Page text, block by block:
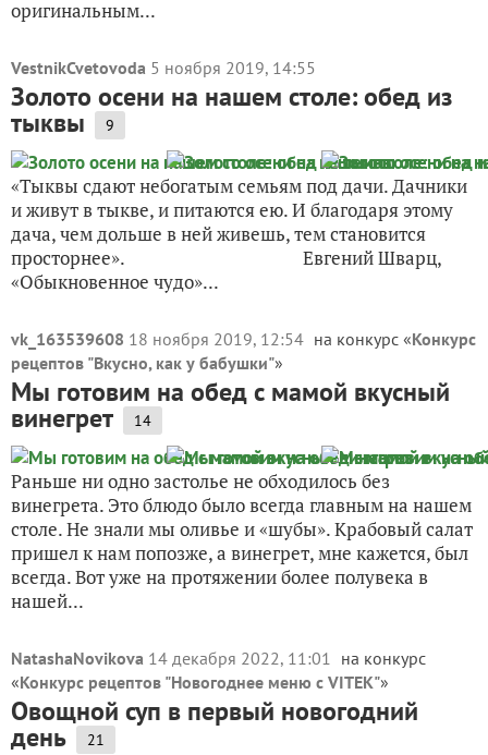
оригинальным...
VestnikCvetovoda 5 ноября 2019, 14:55
Золото осени на нашем столе: обед из
тыквы 9
«Тыквы сдают небогатым семьям под дачи. Дачники
и живут в тыкве, и питаются ею. И благодаря этому
дача, чем дольше в ней живешь, тем становится
просторнее». Евгений Шварц,
«Обыкновенное чудо»...
vk_163539608 18 ноября 2019, 12:54 на конкурс «Конкурс
рецептов "Вкусно, как у бабушки"»
Мы готовим на обед с мамой вкусный
винегрет 14
Раньше ни одно застолье не обходилось без
винегрета. Это блюдо было всегда главным на нашем
столе. Не знали мы оливье и «шубы». Крабовый салат
пришел к нам попозже, а винегрет, мне кажется, был
всегда. Вот уже на протяжении более полувека в
нашей...
NatashaNovikova 14 декабря 2022, 11:01 на конкурс
«Конкурс рецептов "Новогоднее меню с VITEK"»
Овощной суп в первый новогодний
день 21